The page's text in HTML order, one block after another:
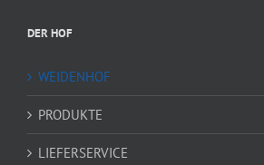
DER HOF
WEIDENHOF
PRODUKTE
LIEFERSERVICE